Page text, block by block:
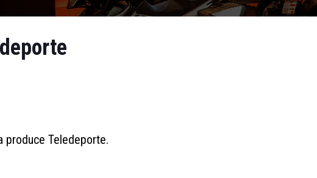
produce Teledeporte.